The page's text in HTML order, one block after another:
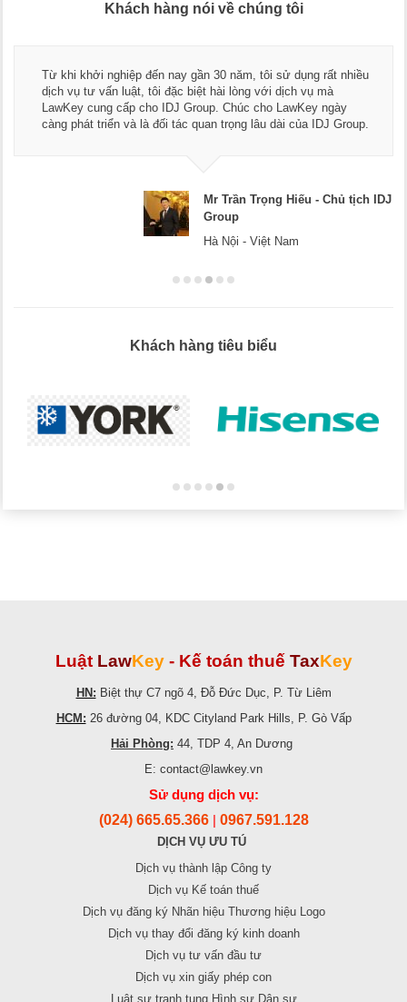
Khách hàng nói về chúng tôi
Thay mặt Công ty Dương Cafe, tôi xin chân thành cảm ơn đội
ngũ luật sư, kế toán của LawKey. Thực sự yên tâm khi sử
dụng dịch vụ tư vấn pháp luật và kế toán thuế bên các bạn.
Chúc các bạn phát triển hơn, phục vụ tốt hơn cho cộng đồng
Mr Dương - CEO Dương Cafe
Hà Nội
Khách hàng tiêu biểu
Luật LawKey - Kế toán thuế TaxKey
HN: Biệt thự C7 ngõ 4, Đỗ Đức Dục, P. Từ Liêm
HCM: 26 đường 04, KDC Cityland Park Hills, P. Gò Vấp
Hải Phòng: 44, TDP 4, An Dương
E: contact@lawkey.vn
Sử dụng dịch vụ:
(024) 665.65.366 0967.591.128
DỊCH VỤ ƯU TÚ
Dịch vụ thành lập Công ty
Dịch vụ Kế toán thuế
Dịch vụ đăng ký Nhãn hiệu Thương hiệu Logo
Dịch vụ thay đổi đăng ký kinh doanh
Dịch vụ tư vấn đầu tư
Dịch vụ xin giấy phép con
Luật sư tranh tụng Hình sự Dân sự